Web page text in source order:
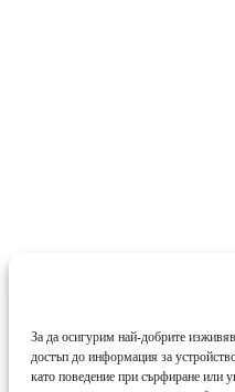
За да осигурим най-добрите
достъп до информация за
като поведение при сърфиране или